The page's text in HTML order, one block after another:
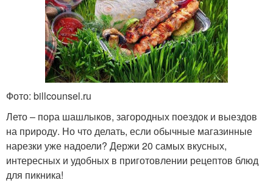
Фото: billcounsel.ru
Лето – пора шашлыков, загородных поездок и выездов
на природу. Но что делать, если обычные магазинные
нарезки уже надоели? Держи 20 самых вкусных,
интересных и удобных в приготовлении рецептов блюд
для пикника!